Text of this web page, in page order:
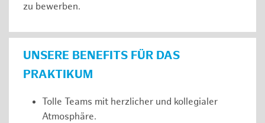
zu bewerben.
UNSERE BENEFITS FÜR DAS
PRAKTIKUM
Tolle Teams mit herzlicher und kollegialer
Atmosphäre.